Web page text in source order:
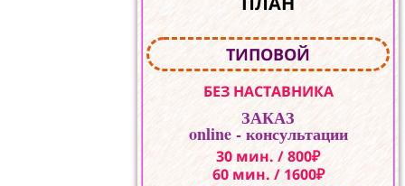
ТИПОВОЙ
БЕЗ НАСТАВНИКА
ЗАКАЗ
online - консультации
30 мин. / 800₽
60 мин. / 1600₽